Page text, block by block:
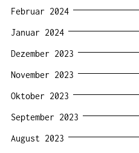
Februar 2024
Januar 2024
Dezember 2023
November 2023
Oktober 2023
September 2023
August 2023